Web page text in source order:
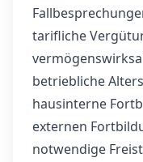
tarifliche
betriebliche
hausinterne
externen
notwendige